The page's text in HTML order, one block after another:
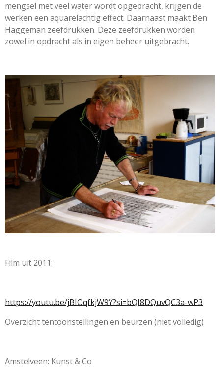
mengsel met veel water wordt opgebracht, krijgen de
werken een aquarelachtig effect. Daarnaast maakt Ben
Haggeman zeefdrukken. Deze zeefdrukken worden
zowel in opdracht als in eigen beheer uitgebracht.
Film uit 2011:
https://youtu.be/jBIOqfkjW9Y?si=bQI8DQuvQC3a-wP3
Overzicht tentoonstellingen en beurzen (niet volledig)
Amstelveen: Kunst & Co